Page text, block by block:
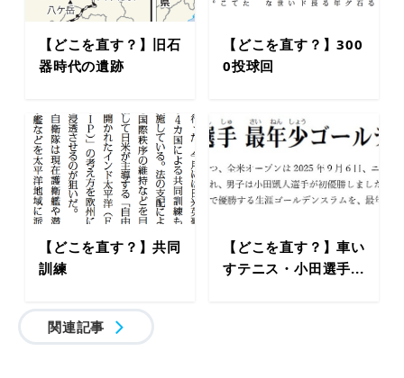
【どこを直す？】旧石
器時代の遺跡
【どこを直す？】300
0投球回
【どこを直す？】共同
訓練
【どこを直す？】車い
すテニス・小田選手...
関連記事